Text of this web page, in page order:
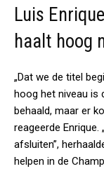
Luis
haalt hoog
„Dat we de titel
hoog het niveau is
behaald, maar er
reageerde
afsluiten”,
helpen in de